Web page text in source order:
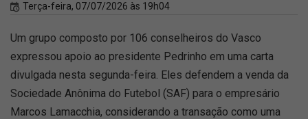
Terça-feira, 07/07/2026 às 19h04
Um grupo composto por 106 conselheiros do Vasco
expressou apoio ao presidente Pedrinho em uma carta
divulgada nesta segunda-feira. Eles defendem a venda da
Sociedade Anônima do Futebol (SAF) para o empresário
Marcos Lamacchia, considerando a transação como uma